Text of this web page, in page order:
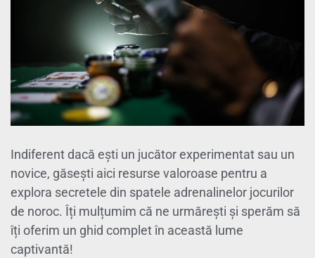
Indiferent dacă ești un jucător experimentat sau un
novice, găsești aici resurse valoroase pentru a
explora secretele din spatele adrenalinelor jocurilor
de noroc. Îți mulțumim că ne urmărești și sperăm să
îți oferim un ghid complet în această lume
captivantă!